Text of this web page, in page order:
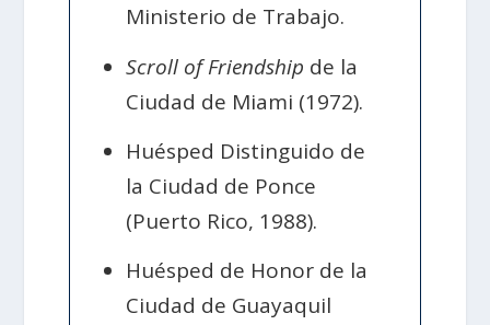
Ministerio de Trabajo.
Scroll of Friendship de la
Ciudad de Miami (1972).
Huésped Distinguido de
la Ciudad de Ponce
(Puerto Rico, 1988).
Huésped de Honor de la
Ciudad de Guayaquil